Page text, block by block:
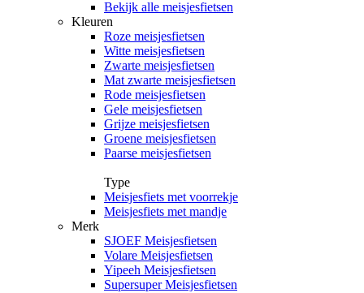
Bekijk alle meisjesfietsen
Kleuren
Roze meisjesfietsen
Witte meisjesfietsen
Zwarte meisjesfietsen
Mat zwarte meisjesfietsen
Rode meisjesfietsen
Gele meisjesfietsen
Grijze meisjesfietsen
Groene meisjesfietsen
Paarse meisjesfietsen
Type
Meisjesfiets met voorrekje
Meisjesfiets met mandje
Merk
SJOEF Meisjesfietsen
Volare Meisjesfietsen
Yipeeh Meisjesfietsen
Supersuper Meisjesfietsen